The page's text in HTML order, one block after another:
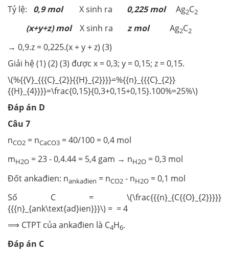
Tỷ lệ: 0,9 molX sinh ra 0,225 molAg2C2
(x+y+z) molX sinh ra z molAg2C2
→ 0,9.z = 0,225.(x + y + z) (3)
Giải hệ (1) (2) (3) được x = 0,3; y = 0,15; z = 0,15.
\(%{{V}_{{{C}_{2}}{{H}_{2}}}}=%{{n}_{{{C}_{2}}
{{H}_{4}}}}=\frac{0,15}{0,3+0,15+0,15}.100%=25%\)
Đáp án D
Câu 7
nCO2 = nCaCO3 = 40/100 = 0,4 mol
mH2O = 23 - 0,4.44 = 5,4 gam → nH2O = 0,3 mol
Đốt ankađien: nankađien = nCO2 - nH2O = 0,1 mol
Số C = \(\frac{{{n}_{C{{O}_{2}}}}}
{{{n}_{ank\text{ad}ien}}}\) = = 4
⟹ CTPT của ankađien là C4H6.
Đáp án C